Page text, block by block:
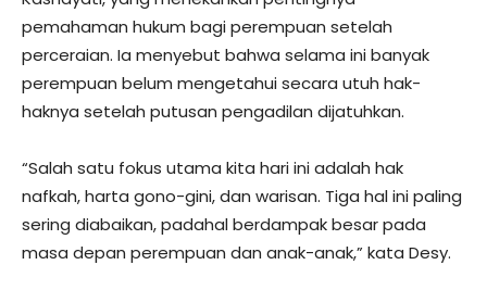
pemahaman hukum bagi perempuan setelah
perceraian. Ia menyebut bahwa selama ini banyak
perempuan belum mengetahui secara utuh hak-
haknya setelah putusan pengadilan dijatuhkan.
“Salah satu fokus utama kita hari ini adalah hak
nafkah, harta gono-gini, dan warisan. Tiga hal ini paling
sering diabaikan, padahal berdampak besar pada
masa depan perempuan dan anak-anak,” kata Desy.